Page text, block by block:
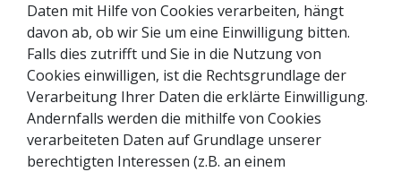
Daten mit Hilfe von Cookies verarbeiten, hängt
davon ab, ob wir Sie um eine Einwilligung bitten.
Falls dies zutrifft und Sie in die Nutzung von
Cookies einwilligen, ist die Rechtsgrundlage der
Verarbeitung Ihrer Daten die erklärte Einwilligung.
Andernfalls werden die mithilfe von Cookies
verarbeiteten Daten auf Grundlage unserer
berechtigten Interessen (z.B. an einem